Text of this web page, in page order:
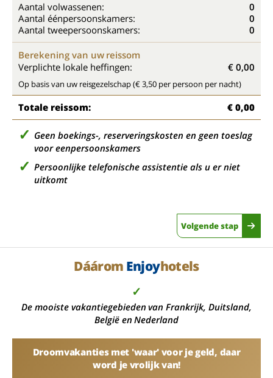
Aantal volwassenen:
0
Aantal éénpersoonskamers:
0
Aantal tweepersoonskamers:
0
Berekening van uw reissom
Verplichte lokale heffingen:
€ 0,00
Op basis van uw reisgezelschap (€ 3,50 per persoon per nacht)
Totale reissom: € 0,00
Geen boekings-, reserveringskosten en geen toeslag
voor eenpersoonskamers
Persoonlijke telefonische assistentie als u er niet
uitkomt
Volgende stap
Dáárom Enjoyhotels
✓
De mooiste vakantiegebieden van Frankrijk, Duitsland,
België en Nederland
Droomvakanties met 'waar' voor je geld, daar
word je vrolijk van!